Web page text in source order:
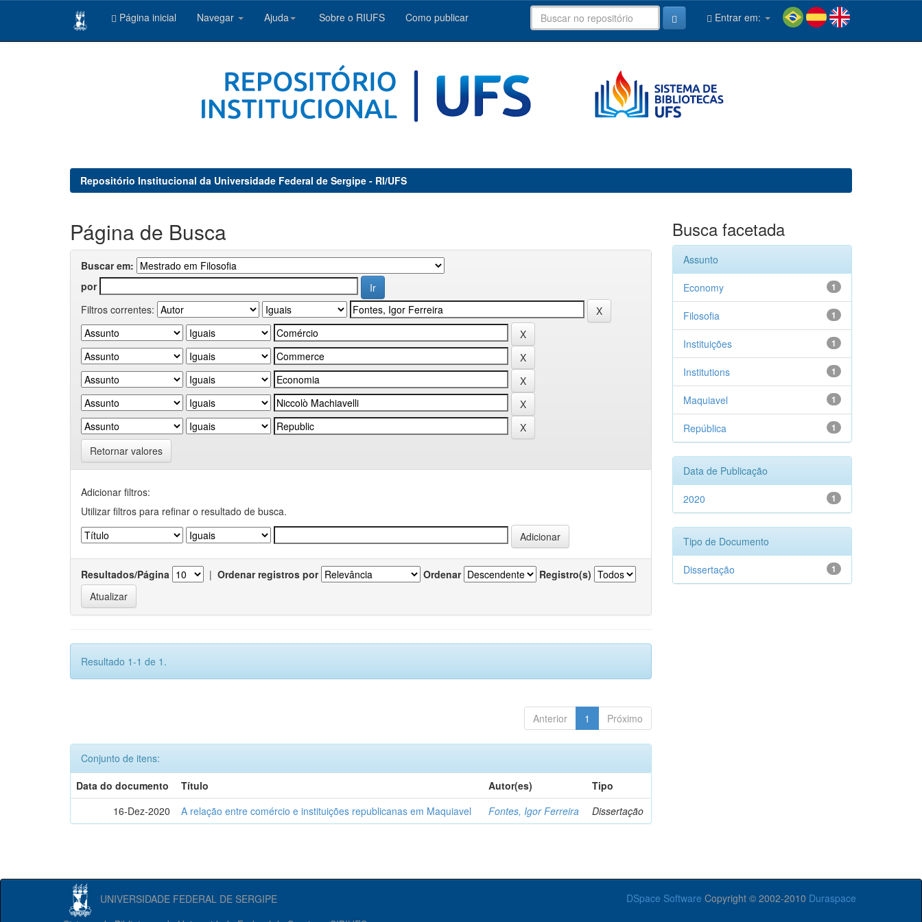
Página inicial Navegar Ajuda Sobre o RIUFS Como publicar Entrar em:
Repositório Institucional da Universidade Federal de Sergipe - RI/UFS
Página de Busca
Buscar em:
por
Filtros correntes:
Retornar valores
Adicionar filtros:
Utilizar filtros para refinar o resultado de busca.
Resultados/Página | Ordenar registros por Ordenar Registro(s)
Resultado 1-1 de 1.
Anterior 1 Próximo
Conjunto de itens:
Data do documento
Título Autor(es)
Tipo
16-Dez-2020
A relação entre comércio e instituições republicanas em Maquiavel Fontes, Igor Ferreira Dissertação
Busca facetada
Assunto
1
Economy
1
Filosofia
1
Instituições
1
Institutions
1
Maquiavel
1
República
Data de Publicação
1
2020
Tipo de Documento
1
Dissertação
UNIVERSIDADE FEDERAL DE SERGIPE DSpace Software Copyright © 2002-2010 Duraspace